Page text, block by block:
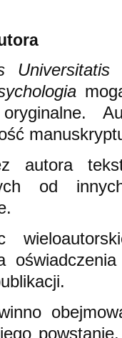
Universitatis
autora
od